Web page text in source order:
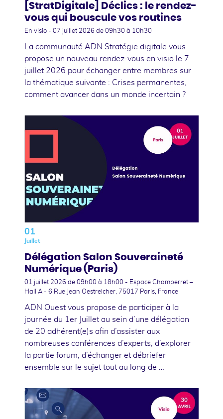
[StratDigitale] Déclics : le rendez-
vous qui bouscule vos routines
En visio - 07 juillet 2026 de 09h30 à 10h30
La communauté ADN Stratégie digitale vous
propose un nouveau rendez-vous en visio le 7
juillet 2026 pour échanger entre membres sur
la thématique suivante : Crises permanentes,
comment avancer dans un monde incertain ?
01
Juillet
Délégation Salon Souveraineté
Numérique (Paris)
01 juillet 2026 de 09h00 à 18h00 - Espace Champerret –
Hall A - 6 Rue Jean Oestreicher, 75017 Paris, France
ADN Ouest vous propose de participer à la
journée du 1er Juillet au sein d’une délégation
de 20 adhérent(e)s afin d’assister aux
nombreuses conférences d’experts, d’explorer
la partie forum, d’échanger et débriefer
ensemble sur le sujet tout au long de …